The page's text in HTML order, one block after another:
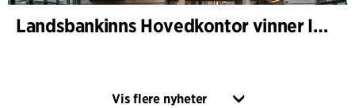
Landsbankinns Hovedkontor vinner Islandske Betongpris
Vis flere nyheter